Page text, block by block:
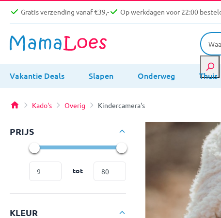
Gratis verzending vanaf €39,- Op werkdagen voor 22:00
Vakantie Deals Slapen Onderweg Thuis
Kado's Overig Kindercamera's
PRIJS
tot
KLEUR